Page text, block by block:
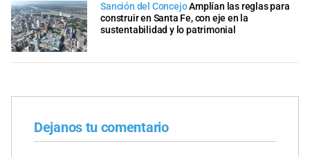
Sanción del ConcejoAmplían las reglas para
construir en Santa Fe, con eje en la
sustentabilidad y lo patrimonial
Dejanos tu comentario